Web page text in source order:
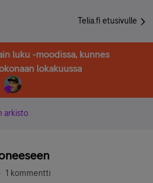
Telia.fi etusivulle
luku -moodissa, kunnes
lokakuussa
arkisto
1 kommentti